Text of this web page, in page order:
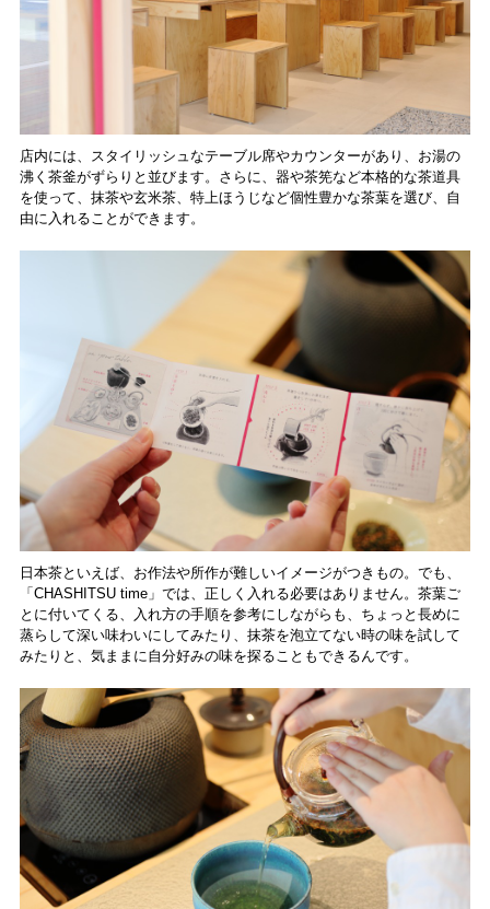
店内には、スタイリッシュなテーブル席やカウンターがあり、お湯の
沸く茶釜がずらりと並びます。さらに、器や茶筅など本格的な茶道具
を使って、抹茶や玄米茶、特上ほうじなど個性豊かな茶葉を選び、自
由に入れることができます。
日本茶といえば、お作法や所作が難しいイメージがつきもの。でも、
「CHASHITSU time」では、正しく入れる必要はありません。茶葉ご
とに付いてくる、入れ方の手順を参考にしながらも、ちょっと長めに
蒸らして深い味わいにしてみたり、抹茶を泡立てない時の味を試して
みたりと、気ままに自分好みの味を探ることもできるんです。